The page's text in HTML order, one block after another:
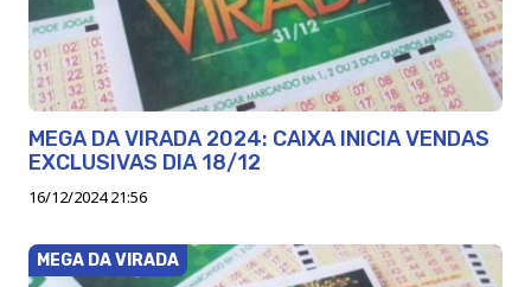
MEGA DA VIRADA 2024: CAIXA INICIA VENDAS
EXCLUSIVAS DIA 18/12
16/12/2024 21:56
MEGA DA VIRADA